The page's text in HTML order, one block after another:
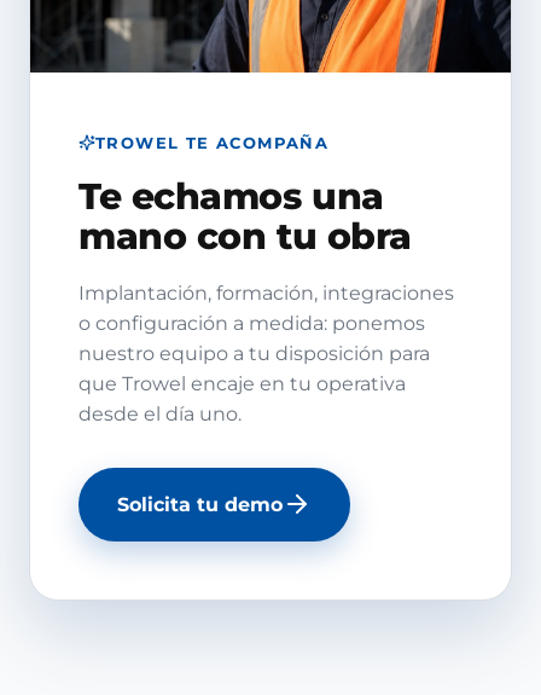
TROWEL TE ACOMPAÑA
Te echamos una
mano con tu obra
Implantación, formación, integraciones
o configuración a medida: ponemos
nuestro equipo a tu disposición para
que Trowel encaje en tu operativa
desde el día uno.
Solicita tu demo